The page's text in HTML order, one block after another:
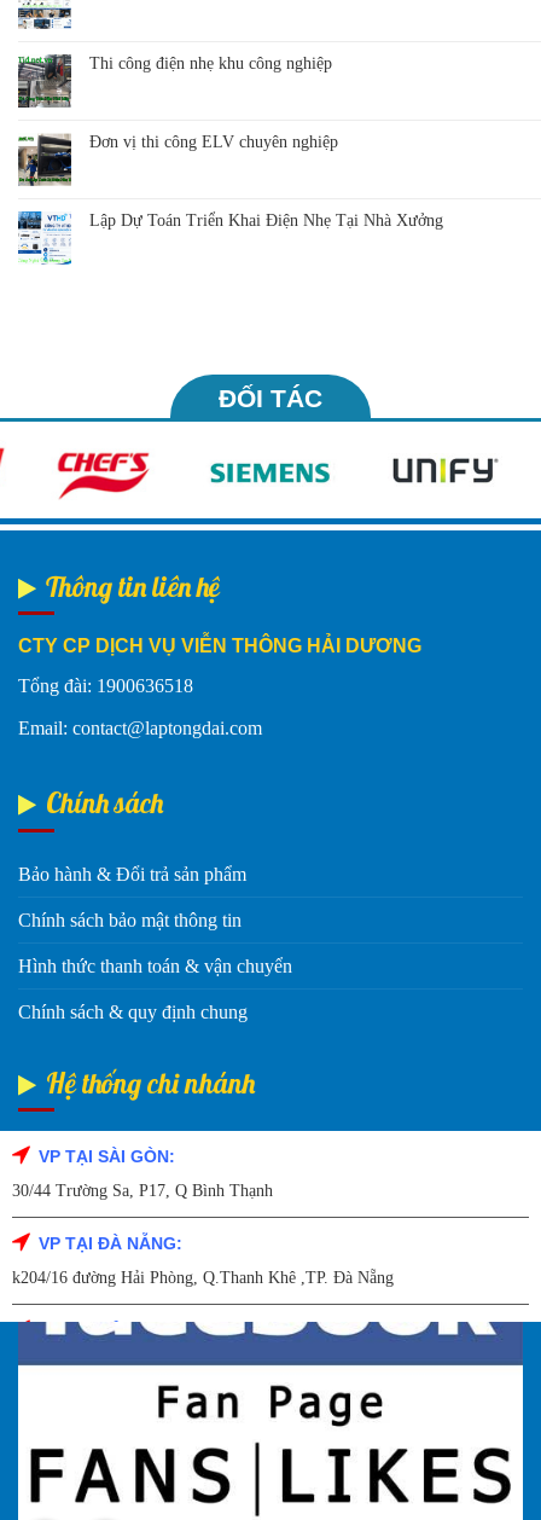
Thi công điện nhẹ khu công nghiệp
Đơn vị thi công ELV chuyên nghiệp
Lập Dự Toán Triển Khai Điện Nhẹ Tại Nhà Xưởng
ĐỐI TÁC
Thông tin liên hệ
CTY CP DỊCH VỤ VIỄN THÔNG HẢI DƯƠNG
Tổng đài: 1900636518
Email: contact@laptongdai.com
Chính sách
Bảo hành & Đổi trả sản phẩm
Chính sách bảo mật thông tin
Hình thức thanh toán & vận chuyển
Chính sách & quy định chung
Hệ thống chi nhánh
VP TẠI SÀI GÒN:
30/44 Trường Sa, P17, Q Bình Thạnh
VP TẠI ĐÀ NẴNG:
k204/16 đường Hải Phòng, Q.Thanh Khê ,TP. Đà Nẵng
VP TẠI HẢI DƯƠNG:
Số 9/14 – P.Tứ Thông – TP Hải Dương
VP TẠI HẢI PHÒNG:
227 Đường Hải Triều , P. Quán Toan , Q. Hồng Bàng , Tp Hải Phòng
VP TẠI HÀ NỘI
Fanpage Facebook